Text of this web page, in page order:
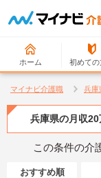
ホーム 初めての
マイナビ介護職 兵庫
兵庫県の月収20
この条件の介
おすすめ順